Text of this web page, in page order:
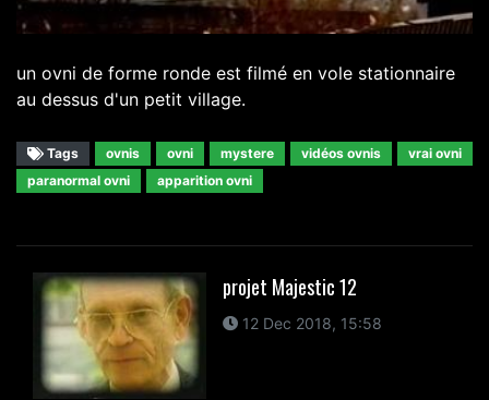
un ovni de forme ronde est filmé en vole stationnaire
au dessus d'un petit village.
Tags ovnis ovni mystere vidéos ovnis
vrai ovni
paranormal ovni
apparition ovni
projet Majestic 12
12 Dec 2018, 15:58